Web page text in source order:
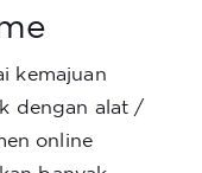
kemajuan
dengan alat /
online